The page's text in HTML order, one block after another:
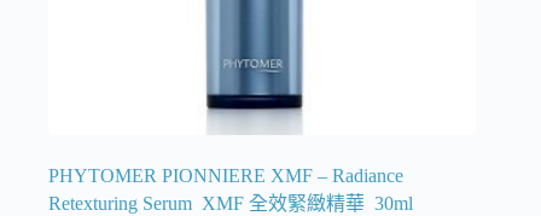
PHYTOMER PIONNIERE XMF – Radiance
Retexturing Serum XMF 全效緊緻精華 30ml